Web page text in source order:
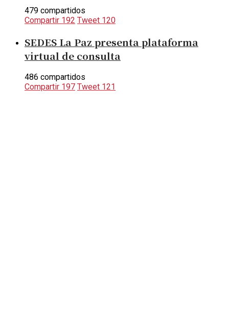
479 compartidos
Compartir 192 Tweet 120
SEDES La Paz presenta plataforma
virtual de consulta
486 compartidos
Compartir 197 Tweet 121